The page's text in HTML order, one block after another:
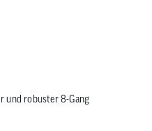
und robuster 8-Gang